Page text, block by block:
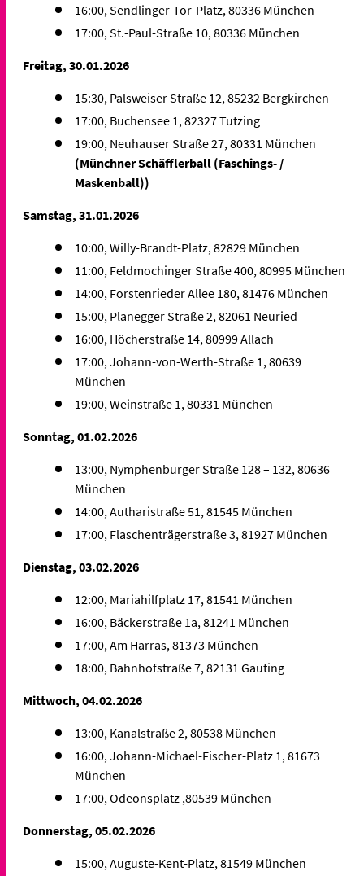
16:00, Sendlinger-Tor-Platz, 80336 München
17:00, St.-Paul-Straße 10, 80336 München
Freitag, 30.01.2026
15:30, Palsweiser Straße 12, 85232 Bergkirchen
17:00, Buchensee 1, 82327 Tutzing
19:00, Neuhauser Straße 27, 80331 München
(Münchner Schäfflerball (Faschings- /
Maskenball))
Samstag, 31.01.2026
10:00, Willy-Brandt-Platz, 82829 München
11:00, Feldmochinger Straße 400, 80995 München
14:00, Forstenrieder Allee 180, 81476 München
15:00, Planegger Straße 2, 82061 Neuried
16:00, Höcherstraße 14, 80999 Allach
17:00, Johann-von-Werth-Straße 1, 80639
München
19:00, Weinstraße 1, 80331 München
Sonntag, 01.02.2026
13:00, Nymphenburger Straße 128 – 132, 80636
München
14:00, Autharistraße 51, 81545 München
17:00, Flaschenträgerstraße 3, 81927 München
Dienstag, 03.02.2026
12:00, Mariahilfplatz 17, 81541 München
16:00, Bäckerstraße 1a, 81241 München
17:00, Am Harras, 81373 München
18:00, Bahnhofstraße 7, 82131 Gauting
Mittwoch, 04.02.2026
13:00, Kanalstraße 2, 80538 München
16:00, Johann-Michael-Fischer-Platz 1, 81673
München
17:00, Odeonsplatz ,80539 München
Donnerstag, 05.02.2026
15:00, Auguste-Kent-Platz, 81549 München